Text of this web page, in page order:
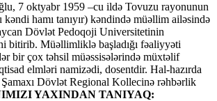
7 oktyabr 1959 –cu ildə Tovuzu rayonunun
hamı tanıyır) kəndində müəllim ailəsində
Dövlət Pedoqoji Universitetinin
bitirib. Müəllimliklə başladığı fəaliyyəti
bir çox təhsil müəssisələrində müxtəlif
elmləri namizədi, dosentdir. Hal-hazırda
Dövlət Regional Kollecinə rəhbərlik
YAXINDAN TANIYAQ: